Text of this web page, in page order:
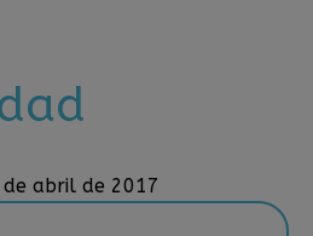
abril de 2017